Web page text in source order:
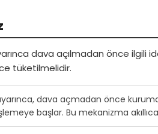
dava açılmadan önce
tüketilmelidir.
uyarınca, dava açmadan önce
başlar. Bu mekanizma